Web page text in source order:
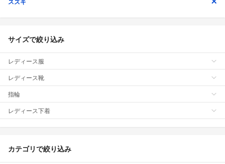
サイズで絞り込み
レディース服
レディース靴
指輪
レディース下着
カテゴリで絞り込み